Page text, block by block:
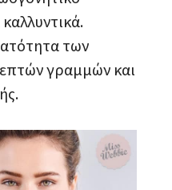
των
γραμμών και